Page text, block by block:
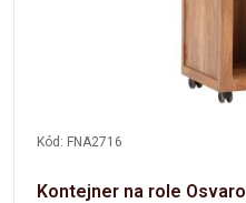
Kód: FNA2716
Kontejner na role Osvaro